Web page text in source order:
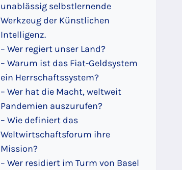
unablässig selbstlernende
Werkzeug der Künstlichen
Intelligenz.
– Wer regiert unser Land?
– Warum ist das Fiat-Geldsystem
ein Herrschaftssystem?
– Wer hat die Macht, weltweit
Pandemien auszurufen?
– Wie definiert das
Weltwirtschaftsforum ihre
Mission?
– Wer residiert im Turm von Basel